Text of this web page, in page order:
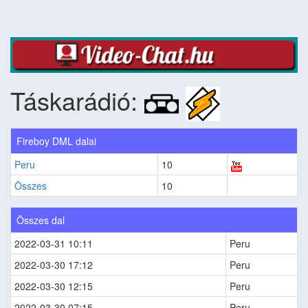
Táskarádió:
Fireboy DML dalai
Peru
10
Összes
10
Összes dal
2022-03-31 10:11
Peru
2022-03-30 17:12
Peru
2022-03-30 12:15
Peru